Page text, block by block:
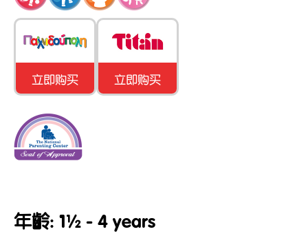
立即购买 立即购买
年齡: 1½ - 4 years